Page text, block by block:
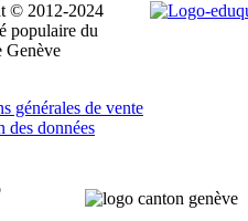
© 2012-2024
populaire du
Genève
générales de vente
des données